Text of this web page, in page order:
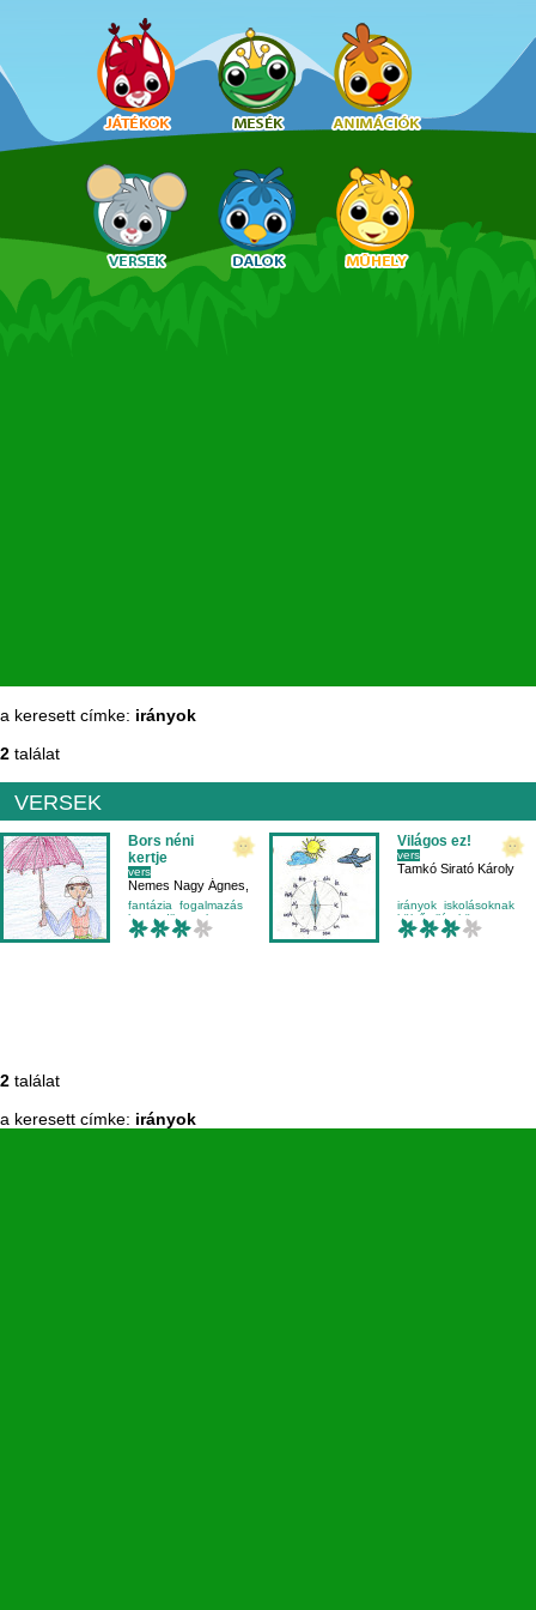
a keresett címke: irányok
2 találat
VERSEK
Bors néni
kertje
vers
Nemes Nagy Ágnes
Maradi Panna
fantázia
fogalmazás
harmadikosnak
időjárás
Világos ez!
vers
Tamkó Sirató Károly
irányok iskolásoknak
külső világ-környezet
tréfa
2 találat
a keresett címke: irányok